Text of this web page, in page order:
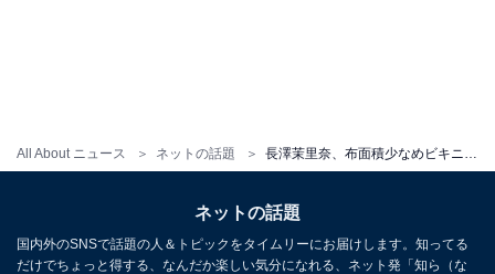
All About ニュース ネットの話題 長澤茉里奈、布面積少なめビキニから美乳あらわに！ 「おはパイ最高じゃん」「むちゃまぶしい」
ネットの話題
国内外のSNSで話題の人＆トピックをタイムリーにお届けします。知ってる
だけでちょっと得する、なんだか楽しい気分になれる、ネット発「知ら（な